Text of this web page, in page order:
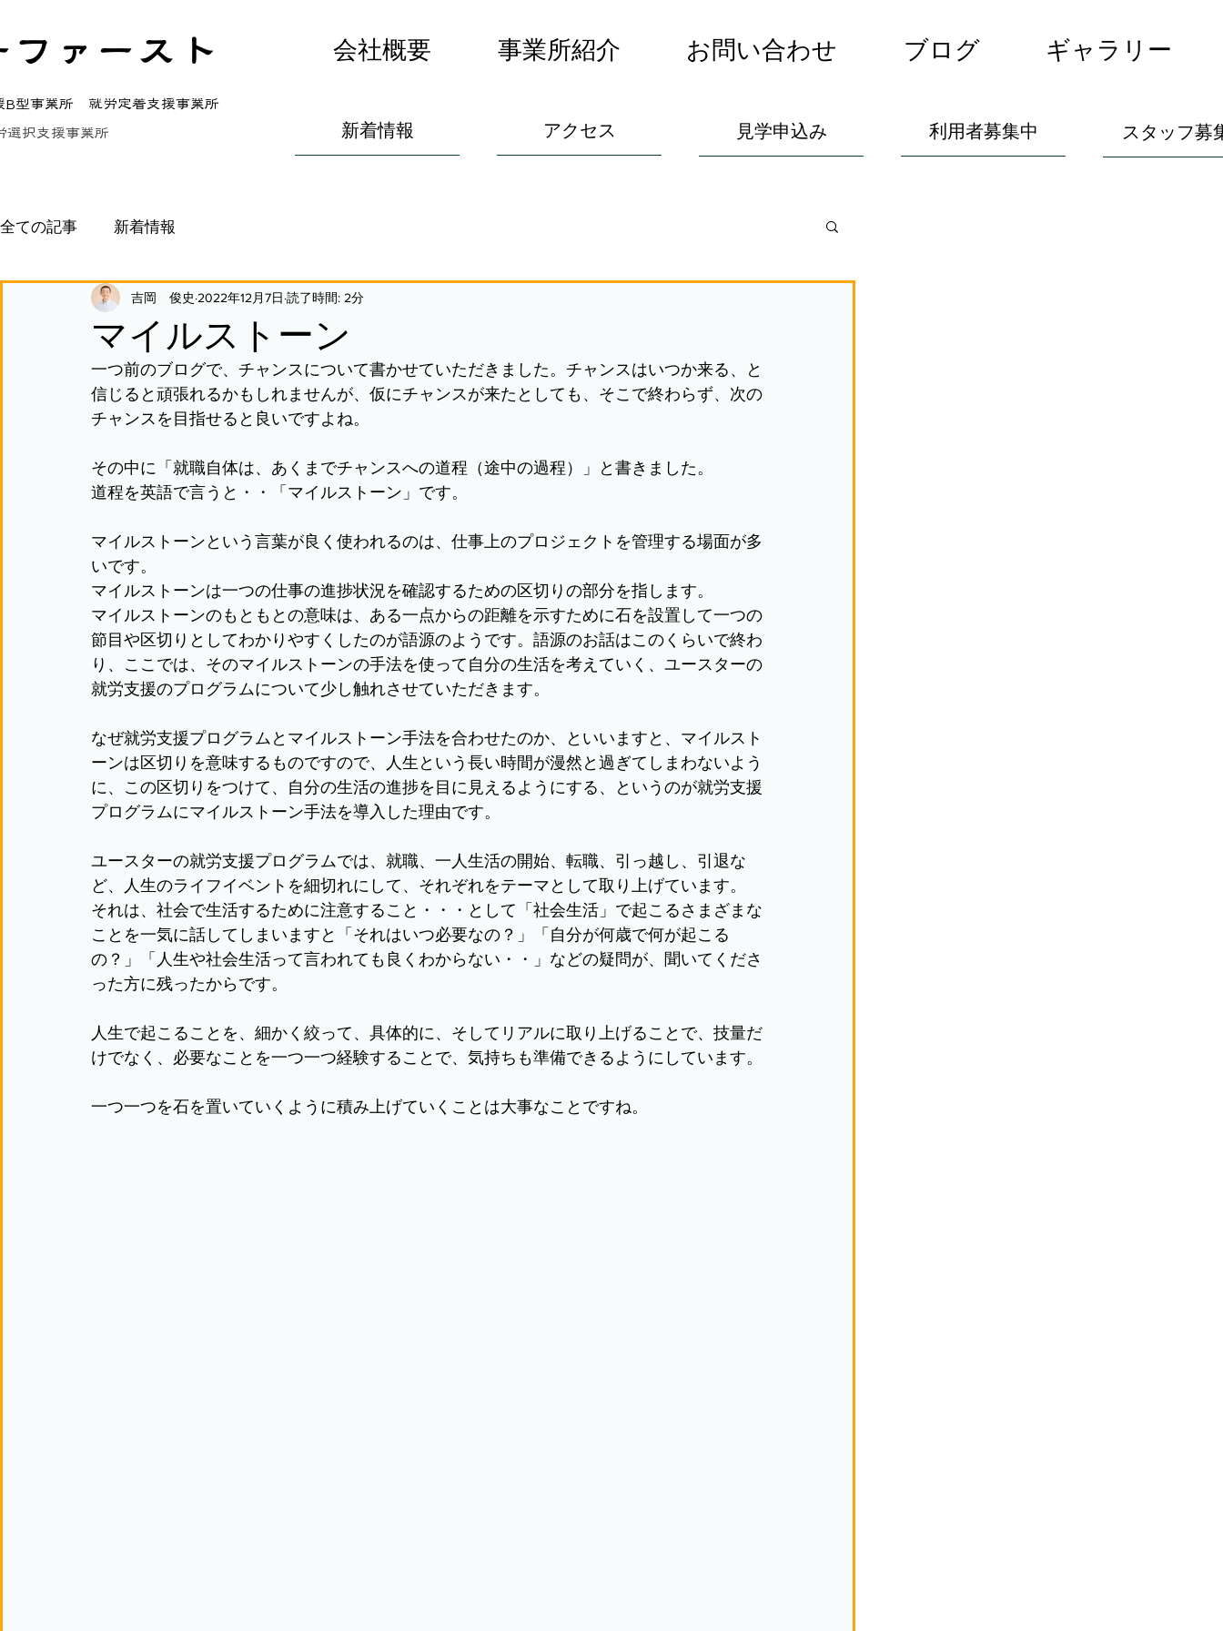
ァースト
型事業所 就労定着支援事業所
択支援事業所
会社概要 事業所紹介 お問い合わせ ブログ ギャラリー
新着情報 アクセス 見学申込み 利用者募集中 スタッフ募
全ての記事 新着情報
マイルストーン
吉岡 俊史 2022年12月7日 読了時間: 2分
一つ前のブログで、チャンスについて書かせていただきました。チャンスはいつか来る、と
信じると頑張れるかもしれませんが、仮にチャンスが来たとしても、そこで終わらず、次の
チャンスを目指せると良いですよね。
その中に「就職自体は、あくまでチャンスへの道程（途中の過程）」と書きました。
道程を英語で言うと・・「マイルストーン」です。
マイルストーンという言葉が良く使われるのは、仕事上のプロジェクトを管理する場面が多
いです。
マイルストーンは一つの仕事の進捗状況を確認するための区切りの部分を指します。
マイルストーンのもともとの意味は、ある一点からの距離を示すために石を設置して一つの
節目や区切りとしてわかりやすくしたのが語源のようです。語源のお話はこのくらいで終わ
り、ここでは、そのマイルストーンの手法を使って自分の生活を考えていく、ユースターの
就労支援のプログラムについて少し触れさせていただきます。
なぜ就労支援プログラムとマイルストーン手法を合わせたのか、といいますと、マイルスト
ーンは区切りを意味するものですので、人生という長い時間が漫然と過ぎてしまわないよう
に、この区切りをつけて、自分の生活の進捗を目に見えるようにする、というのが就労支援
プログラムにマイルストーン手法を導入した理由です。
ユースターの就労支援プログラムでは、就職、一人生活の開始、転職、引っ越し、引退な
ど、人生のライフイベントを細切れにして、それぞれをテーマとして取り上げています。
それは、社会で生活するために注意すること・・・として「社会生活」で起こるさまざまな
ことを一気に話してしまいますと「それはいつ必要なの？」「自分が何歳で何が起こる
の？」「人生や社会生活って言われても良くわからない・・」などの疑問が、聞いてくださ
った方に残ったからです。
人生で起こることを、細かく絞って、具体的に、そしてリアルに取り上げることで、技量だ
けでなく、必要なことを一つ一つ経験することで、気持ちも準備できるようにしています。
一つ一つを石を置いていくように積み上げていくことは大事なことですね。